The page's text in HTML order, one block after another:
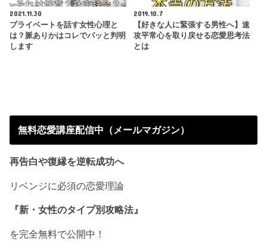
2021.11.30
プライベートを話す女性心理と
は？脈ありかはコレでパッと判明
します
2019.10.7
【好きな人に緊張する男性へ】速
攻平常心を取り戻せる恋愛思考法
とは
無料恋愛講座配信中（メールマガジン）
再告白や復縁を逆転成功へ
リベンジに必須の恋愛理論
『新・女性のタイプ別攻略法』
を完全無料で公開中！